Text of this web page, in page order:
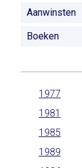
Aanwinsten
Boeken
1977
1981
1985
1989